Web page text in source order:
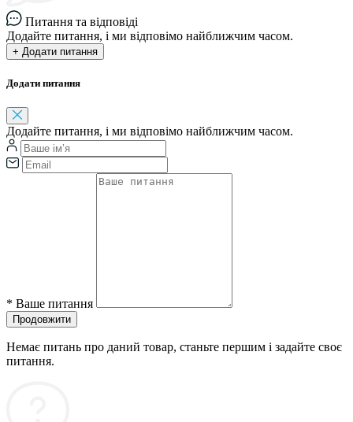
Питання та відповіді
Додайте питання, і ми відповімо найближчим часом.
+ Додати питання
Додати питання
Додайте питання, і ми відповімо найближчим часом.
* Ваше питання
Продовжити
Немає питань про даний товар, станьте першим і задайте своє
питання.